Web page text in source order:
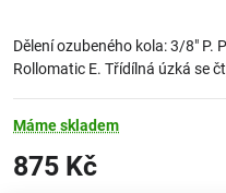
Dělení ozubeného kola: 3/8" P.
Rollomatic E. Třídílná úzká se
Máme skladem
875 Kč